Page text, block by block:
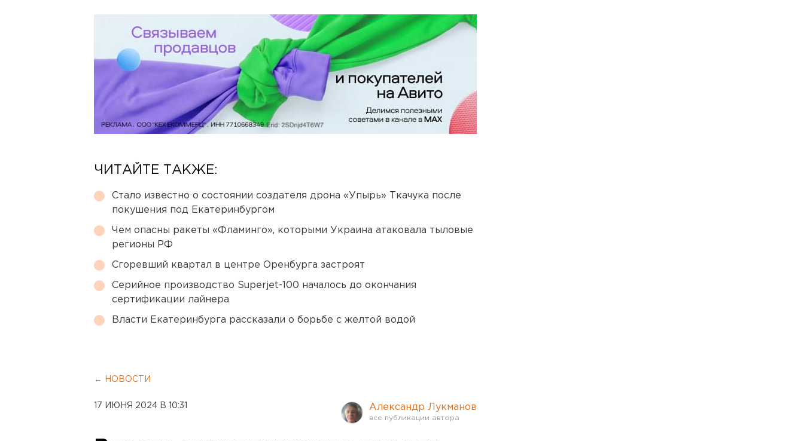
ЧИТАЙТЕ ТАКЖЕ:
Стало известно о состоянии создателя дрона «Упырь» Ткачука после
покушения под Екатеринбургом
Чем опасны ракеты «Фламинго», которыми Украина атаковала тыловые
регионы РФ
Сгоревший квартал в центре Оренбурга застроят
Серийное производство Superjet-100 началось до окончания
сертификации лайнера
Власти Екатеринбурга рассказали о борьбе с желтой водой
← НОВОСТИ
17 ИЮНЯ 2024 В 10:31 Александр Лукманов